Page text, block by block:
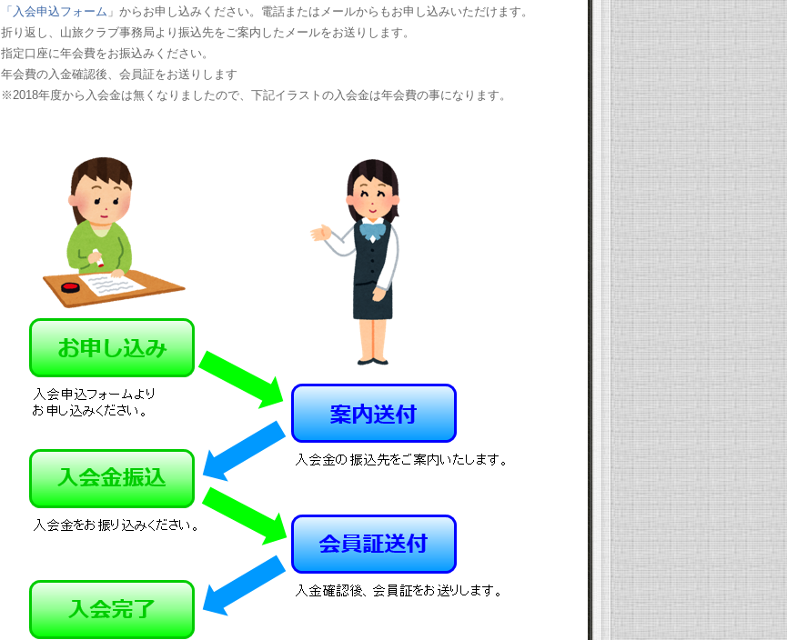
「入会申込フォーム 」からお申し込みください。電話またはメールからもお申し込みいただけます。
折り返し、山旅クラブ事務局より振込先をご案内したメールをお送りします。
指定口座に年会費をお振込みください。
年会費の入金確認後、会員証をお送りします
※2018年度から入会金は無くなりましたので、下記イラストの入会金は年会費の事になります。